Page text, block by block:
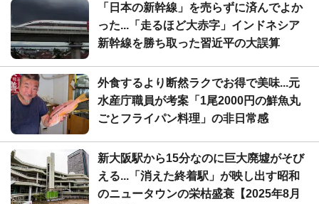
「日本の新幹線」を売らずに済んでよか
った...「走るほど大赤字」インドネシア
新幹線を勝ち取った習近平の大誤算
外食するより断然ラクでお得で美味...元
水産庁職員が考案「1尾2000円の鮮魚丸
ごとフライパン料理」の非日常感
新大阪駅から15分なのに巨大廃墟がそび
える...「消えた終着駅」が映し出す昭和
のニュータウンの栄枯盛衰【2025年8月